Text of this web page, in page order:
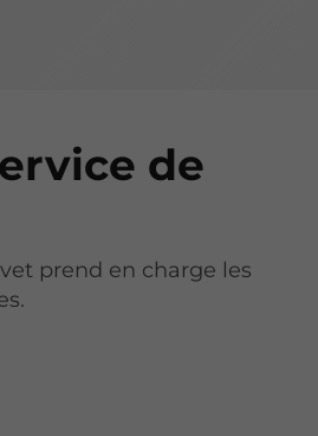
de
prend en charge les